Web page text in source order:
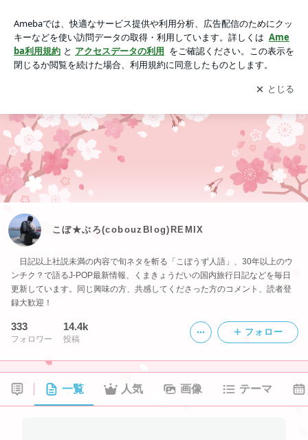
アプリをダウンロードして ブログの更新通知
を受け取りまし
ょう。
開く
こぼ★ぶろ(cobouzBlog)REMIX
日記以上社説未満の内容で旬ネタを斬る「こぼうず人語」、30年以上のウ
ンチク？で語るJ-POP最新情報、くまきょうだいの国内旅行日記などを毎日
更新しています。同じ興味の方、共感してくださった方のコメント、読者登
録大歓迎！
333
フォロワー
14.4k
投稿
フォロー
一覧 人気 画像 テーマ